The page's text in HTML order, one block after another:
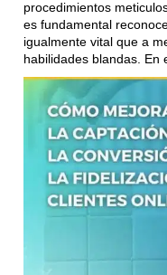
procedimientos
es fundamental
igualmente vital que a
habilidades blandas.